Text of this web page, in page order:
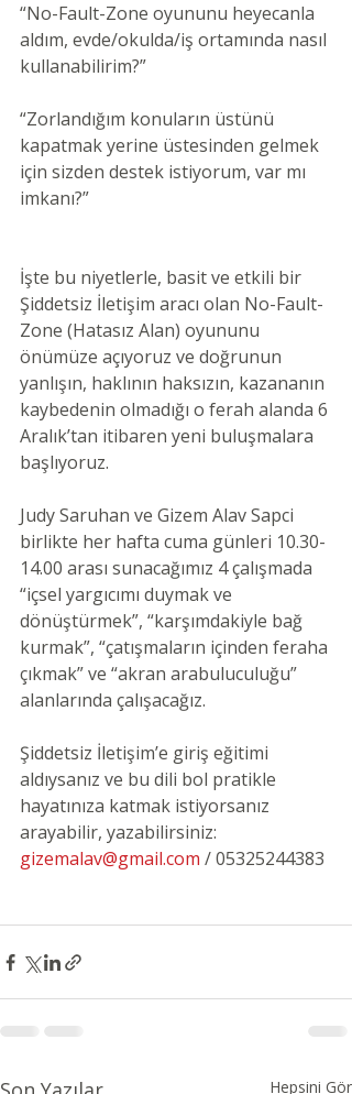
“No-Fault-Zone oyununu heyecanla
aldım, evde/okulda/iş ortamında nasıl
kullanabilirim?”
“Zorlandığım konuların üstünü
kapatmak yerine üstesinden gelmek
için sizden destek istiyorum, var mı
imkanı?”
İşte bu niyetlerle, basit ve etkili bir
Şiddetsiz İletişim aracı olan No-Fault-
Zone (Hatasız Alan) oyununu
önümüze açıyoruz ve doğrunun
yanlışın, haklının haksızın, kazananın
kaybedenin olmadığı o ferah alanda 6
Aralık’tan itibaren yeni buluşmalara
başlıyoruz.
Judy Saruhan ve Gizem Alav Sapci
birlikte her hafta cuma günleri 10.30-
14.00 arası sunacağımız 4 çalışmada
“içsel yargıcımı duymak ve
dönüştürmek”, “karşımdakiyle bağ
kurmak”, “çatışmaların içinden feraha
çıkmak” ve “akran arabuluculuğu”
alanlarında çalışacağız.
Şiddetsiz İletişim’e giriş eğitimi
aldıysanız ve bu dili bol pratikle
hayatınıza katmak istiyorsanız
arayabilir, yazabilirsiniz:
gizemalav@gmail.com / 05325244383
Hepsini Gör